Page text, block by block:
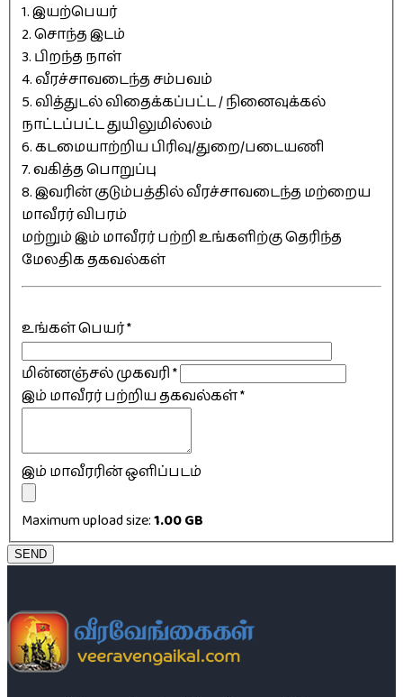
1. இயற்பெயர்
2. சொந்த இடம்
3. பிறந்த நாள்
4. வீரச்சாவடைந்த சம்பவம்
5. வித்துடல் விதைக்கப்பட்ட / நினைவுக்கல்
நாட்டப்பட்ட துயிலுமில்லம்
6. கடமையாற்றிய பிரிவு/துறை/படையணி
7. வகித்த பொறுப்பு
8. இவரின் குடும்பத்தில் வீரச்சாவடைந்த மற்றைய
மாவீரர் விபரம்
மற்றும் இம் மாவீரர் பற்றி உங்களிற்கு தெரிந்த
மேலதிக தகவல்கள்
உங்கள் பெயர்*
மின்னஞ்சல் முகவரி*
இம் மாவீரர் பற்றிய தகவல்கள்*
இம் மாவீரரின் ஒளிப்படம்
Maximum upload size:1.00 GB
SEND